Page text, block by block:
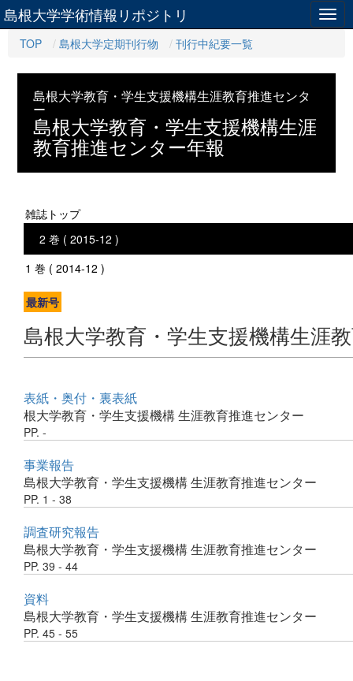
島根大学学術情報リポジトリ
TOP 島根大学定期刊行物 刊行中紀要一覧
島根大学教育・学生支援機構生涯教育推進センタ
ー
島根大学教育・学生支援機構生涯
教育推進センター年報
雑誌トップ
2 巻 ( 2015-12 )
1 巻 ( 2014-12 )
最新号
島根大学教育・学生支援機構生涯
表紙・奥付・裏表紙
根大学教育・学生支援機構 生涯教育推進センター
PP. -
事業報告
島根大学教育・学生支援機構 生涯教育推進センター
PP. 1 - 38
調査研究報告
島根大学教育・学生支援機構 生涯教育推進センター
PP. 39 - 44
資料
島根大学教育・学生支援機構 生涯教育推進センター
PP. 45 - 55